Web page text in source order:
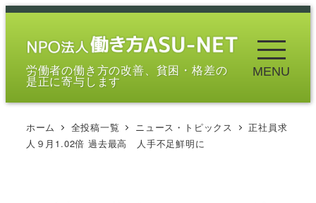
メ
労働者の働き方の改善、貧困・格差の
是正に寄与します
MENU
ホーム 全投稿一覧 ニュース・トピックス
正社員求
人９月1.02倍 過去最高 人手不足鮮明に